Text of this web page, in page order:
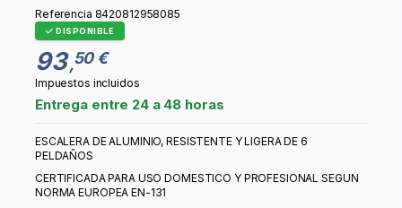
Referencia 8420812958085
DISPONIBLE
93 ,50 €
Impuestos incluidos
Entrega entre 24 a 48 horas
ESCALERA DE ALUMINIO, RESISTENTE Y LIGERA DE 6
PELDAÑOS
CERTIFICADA PARA USO DOMESTICO Y PROFESIONAL SEGUN
NORMA EUROPEA EN-131